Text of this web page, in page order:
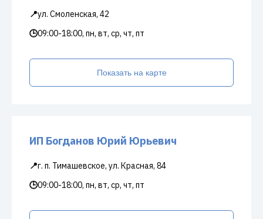
📍ул. Смоленская, 42
🕒09:00-18:00, пн, вт, ср, чт, пт
Показать на карте
ИП Богданов Юрий Юрьевич
📍г. п. Тимашевское, ул. Красная, 84
🕒09:00-18:00, пн, вт, ср, чт, пт